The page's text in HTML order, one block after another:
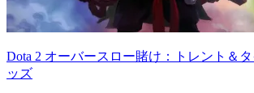
Dota 2 オーバースロー賭け：トレント＆
ッズ